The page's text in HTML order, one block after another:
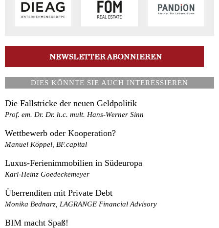
DIES KÖNNTE SIE AUCH INTERESSIEREN
Die Fallstricke der neuen Geldpolitik
Prof. em. Dr. Dr. h.c. mult. Hans-Werner Sinn
Wettbewerb oder Kooperation?
Manuel Köppel, BF.capital
Luxus-Ferienimmobilien in Südeuropa
Karl-Heinz Goedeckemeyer
Überrenditen mit Private Debt
Monika Bednarz, LAGRANGE Financial Advisory
BIM macht Spaß!